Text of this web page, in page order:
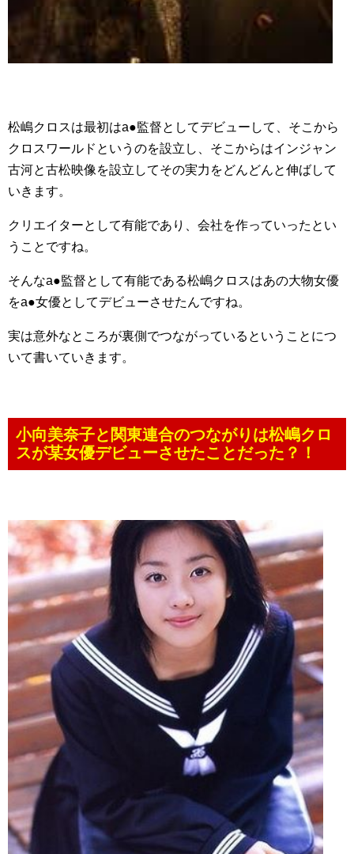
松嶋クロスは最初はa●監督としてデビューして、そこから
クロスワールドというのを設立し、そこからはインジャン
古河と古松映像を設立してその実力をどんどんと伸ばして
いきます。
クリエイターとして有能であり、会社を作っていったとい
うことですね。
そんなa●監督として有能である松嶋クロスはあの大物女優
をa●女優としてデビューさせたんですね。
実は意外なところが裏側でつながっているということにつ
いて書いていきます。
小向美奈子と関東連合のつながりは松嶋クロ
スが某女優デビューさせたことだった？！